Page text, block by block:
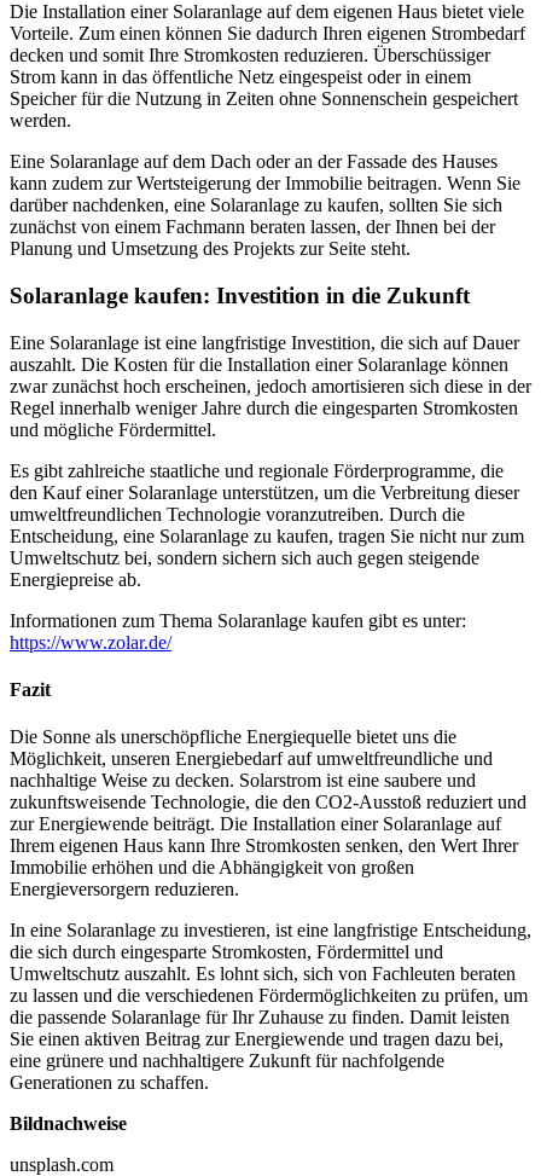
Die Installation einer Solaranlage auf dem eigenen Haus bietet viele
Vorteile. Zum einen können Sie dadurch Ihren eigenen Strombedarf
decken und somit Ihre Stromkosten reduzieren. Überschüssiger
Strom kann in das öffentliche Netz eingespeist oder in einem
Speicher für die Nutzung in Zeiten ohne Sonnenschein gespeichert
werden.
Eine Solaranlage auf dem Dach oder an der Fassade des Hauses
kann zudem zur Wertsteigerung der Immobilie beitragen. Wenn Sie
darüber nachdenken, eine Solaranlage zu kaufen, sollten Sie sich
zunächst von einem Fachmann beraten lassen, der Ihnen bei der
Planung und Umsetzung des Projekts zur Seite steht.
Solaranlage kaufen: Investition in die Zukunft
Eine Solaranlage ist eine langfristige Investition, die sich auf Dauer
auszahlt. Die Kosten für die Installation einer Solaranlage können
zwar zunächst hoch erscheinen, jedoch amortisieren sich diese in der
Regel innerhalb weniger Jahre durch die eingesparten Stromkosten
und mögliche Fördermittel.
Es gibt zahlreiche staatliche und regionale Förderprogramme, die
den Kauf einer Solaranlage unterstützen, um die Verbreitung dieser
umweltfreundlichen Technologie voranzutreiben. Durch die
Entscheidung, eine Solaranlage zu kaufen, tragen Sie nicht nur zum
Umweltschutz bei, sondern sichern sich auch gegen steigende
Energiepreise ab.
Informationen zum Thema Solaranlage kaufen gibt es unter:
https://www.zolar.de/
Fazit
Die Sonne als unerschöpfliche Energiequelle bietet uns die
Möglichkeit, unseren Energiebedarf auf umweltfreundliche und
nachhaltige Weise zu decken. Solarstrom ist eine saubere und
zukunftsweisende Technologie, die den CO2-Ausstoß reduziert und
zur Energiewende beiträgt. Die Installation einer Solaranlage auf
Ihrem eigenen Haus kann Ihre Stromkosten senken, den Wert Ihrer
Immobilie erhöhen und die Abhängigkeit von großen
Energieversorgern reduzieren.
In eine Solaranlage zu investieren, ist eine langfristige Entscheidung,
die sich durch eingesparte Stromkosten, Fördermittel und
Umweltschutz auszahlt. Es lohnt sich, sich von Fachleuten beraten
zu lassen und die verschiedenen Fördermöglichkeiten zu prüfen, um
die passende Solaranlage für Ihr Zuhause zu finden. Damit leisten
Sie einen aktiven Beitrag zur Energiewende und tragen dazu bei,
eine grünere und nachhaltigere Zukunft für nachfolgende
Generationen zu schaffen.
Bildnachweise
unsplash.com